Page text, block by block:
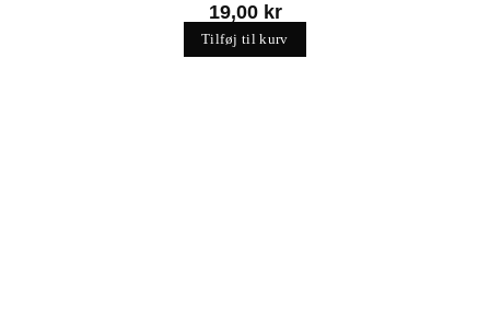
19,00 kr
Tilføj til kurv